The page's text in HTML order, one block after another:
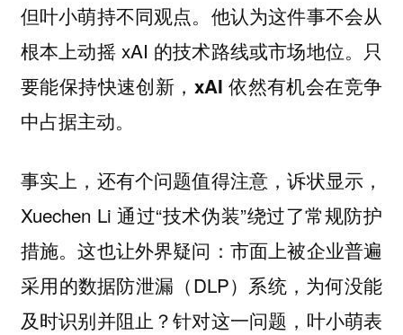
但叶小萌持不同观点。他认为这件事不会从
根本上动摇 xAI 的技术路线或市场地位。 只
要能保持快速创新，xAI 依然有机会在竞争
中占据主动。
事实上，还有个问题值得注意，诉状显示，
Xuechen Li 通过“技术伪装”绕过了常规防护
措施。这也让外界疑问：市面上被企业普遍
采用的数据防泄漏（DLP）系统，为何没能
及时识别并阻止？针对这一问题，叶小萌表